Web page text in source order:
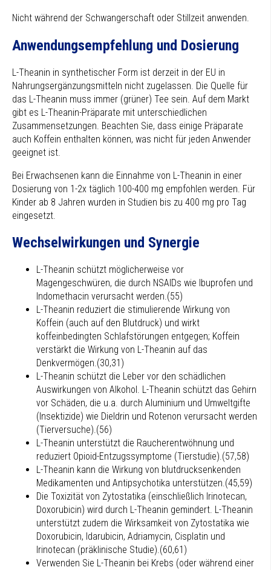
Nicht während der Schwangerschaft oder Stillzeit anwenden.
Anwendungsempfehlung und Dosierung
L-Theanin in synthetischer Form ist derzeit in der EU in
Nahrungsergänzungsmitteln nicht zugelassen. Die Quelle für
das L-Theanin muss immer (grüner) Tee sein. Auf dem Markt
gibt es L-Theanin-Präparate mit unterschiedlichen
Zusammensetzungen. Beachten Sie, dass einige Präparate
auch Koffein enthalten können, was nicht für jeden Anwender
geeignet ist.
Bei Erwachsenen kann die Einnahme von L-Theanin in einer
Dosierung von 1-2x täglich 100-400 mg empfohlen werden. Für
Kinder ab 8 Jahren wurden in Studien bis zu 400 mg pro Tag
eingesetzt.
Wechselwirkungen und Synergie
L-Theanin schützt möglicherweise vor
Magengeschwüren, die durch NSAIDs wie Ibuprofen und
Indomethacin verursacht werden.(55)
L-Theanin reduziert die stimulierende Wirkung von
Koffein (auch auf den Blutdruck) und wirkt
koffeinbedingten Schlafstörungen entgegen; Koffein
verstärkt die Wirkung von L-Theanin auf das
Denkvermögen.(30,31)
L-Theanin schützt die Leber vor den schädlichen
Auswirkungen von Alkohol. L-Theanin schützt das Gehirn
vor Schäden, die u.a. durch Aluminium und Umweltgifte
(Insektizide) wie Dieldrin und Rotenon verursacht werden
(Tierversuche).(56)
L-Theanin unterstützt die Raucherentwöhnung und
reduziert Opioid-Entzugssymptome (Tierstudie).(57,58)
L-Theanin kann die Wirkung von blutdrucksenkenden
Medikamenten und Antipsychotika unterstützen.(45,59)
Die Toxizität von Zytostatika (einschließlich Irinotecan,
Doxorubicin) wird durch L-Theanin gemindert. L-Theanin
unterstützt zudem die Wirksamkeit von Zytostatika wie
Doxorubicin, Idarubicin, Adriamycin, Cisplatin und
Irinotecan (präklinische Studie).(60,61)
Verwenden Sie L-Theanin bei Krebs (oder während einer